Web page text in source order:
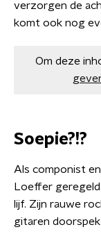
verzorgen de
komt ook nog
Om deze
Soepie?!?
Als componist
Loeffer
lijf. Zijn rauwe
gitaren